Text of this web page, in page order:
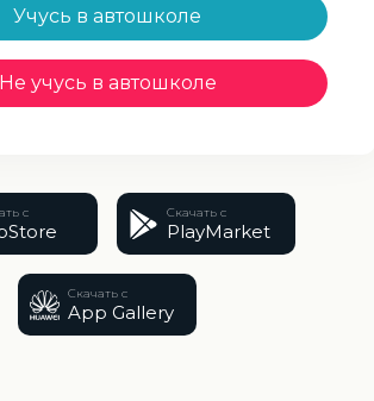
Учусь в автошколе
Не учусь в автошколе
с Скачать с
PlayMarket
Скачать с
App Gallery